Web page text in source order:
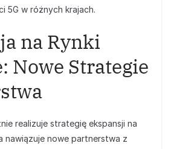
5G w różnych krajach.
na Rynki
Nowe Strategie
realizuje strategię ekspansji na
nawiązuje nowe partnerstwa z